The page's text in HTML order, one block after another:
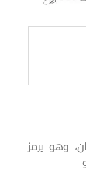
وهو يرمز